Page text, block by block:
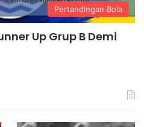
Pertandingan Bola
Up Grup B Demi